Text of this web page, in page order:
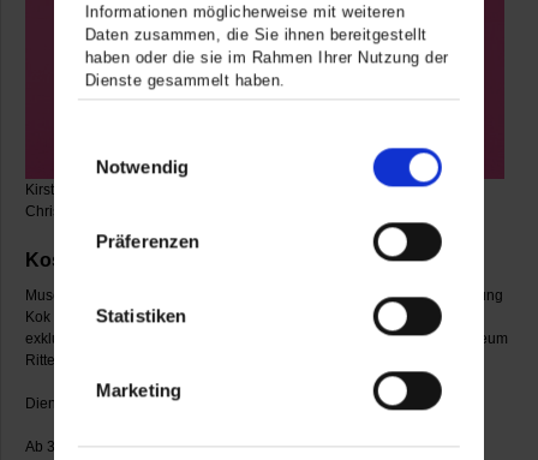
Informationen möglicherweise mit weiteren
Daten zusammen, die Sie ihnen bereitgestellt
haben oder die sie im Rahmen Ihrer Nutzung der
Dienste gesammelt haben.
Notwendig
Präferenzen
Statistiken
Marketing
Kirstin Arndt, Ohne Titel, 2015 © VG Bild-Kunst, Bonn 2026, Foto:
Christoph Jaschke
Kostenfreie Spezial-Abendführung
Museumsleiterin Dr. Barbara Willert oder Sammlungskuratorin Hsiaosung
Kok stellen allen Interessierten die
aktuellen Ausstellungen
in einem
exklusiven Rundgang nach den allgemeinen Öffnungszeiten des Museum
Ritter vor.
Dienstag, 9. Juni, 7. Juli, 18-19 Uhr
Ab 3 Teilnehmenden